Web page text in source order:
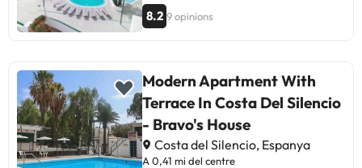
8.2 9 opinions
Modern Apartment With
Terrace In Costa Del Silencio
- Bravo's House
Costa del Silencio, Espanya
A 0,41 mi del centre